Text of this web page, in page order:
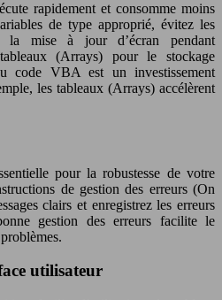
rapidement et consomme moins
de type approprié, évitez les
la mise à jour d’écran pendant
(Arrays) pour le stockage
code VBA est un investissement
les tableaux (Arrays) accélèrent
pour la robustesse de votre
de gestion des erreurs (On
clairs et enregistrez les erreurs
gestion des erreurs facilite le
utilisateur